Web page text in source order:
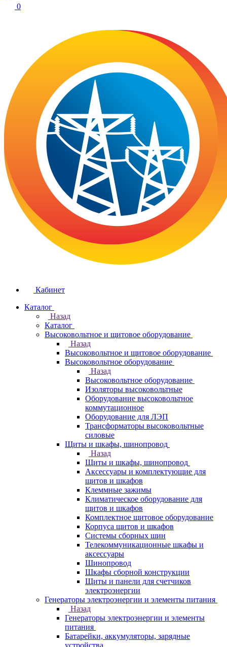
0
Кабинет
Каталог
Назад
Каталог
Высоковольтное и щитовое оборудование
Назад
Высоковольтное и щитовое оборудование
Высоковольтное оборудование
Назад
Высоковольтное оборудование
Изоляторы высоковольтные
Оборудование высоковольтное
коммутационное
Оборудование для ЛЭП
Трансформаторы высоковольтные
силовые
Щиты и шкафы, шинопровод
Назад
Щиты и шкафы, шинопровод
Аксессуары и комплектующие для
щитов и шкафов
Клеммные зажимы
Климатическое оборудование для
щитов и шкафов
Комплектное щитовое оборудование
Корпуса щитов и шкафов
Системы сборных шин
Телекоммуникационные шкафы и
аксессуары
Шинопровод
Шкафы сборной конструкции
Щиты и панели для счетчиков
электроэнергии
Генераторы электроэнергии и элементы питания
Назад
Генераторы электроэнергии и элементы
питания
Батарейки, аккумуляторы, зарядные
устройства